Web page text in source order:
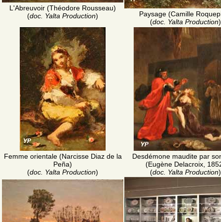
L'Abreuvoir (Théodore Rousseau)
(doc. Yalta Production)
Paysage (Camille
(doc. Yalta Production)
Femme orientale (Narcisse Diaz de la
Peña)
(doc. Yalta Production)
Desdémone maudite par
(Eugène Delacroix,
(doc. Yalta Production)